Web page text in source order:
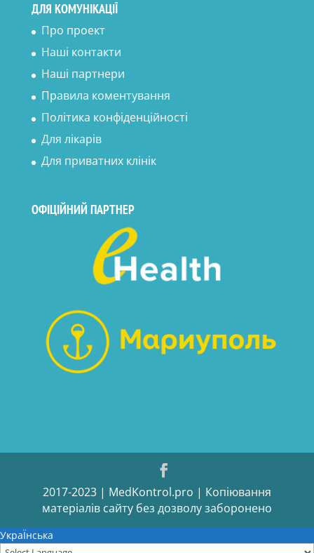
ДЛЯ КОМУНІКАЦІЇ
Про проект
Наші контакти
Наші партнери
Правила коментування
Політика конфіденційності
Для лікарів
Для приватних клінік
ОФІЦІЙНИЙ ПАРТНЕР
2017-2023 | MedKontrol.pro | Копіювання
матеріалів сайту без дозволу заборонено
УкраЇнська